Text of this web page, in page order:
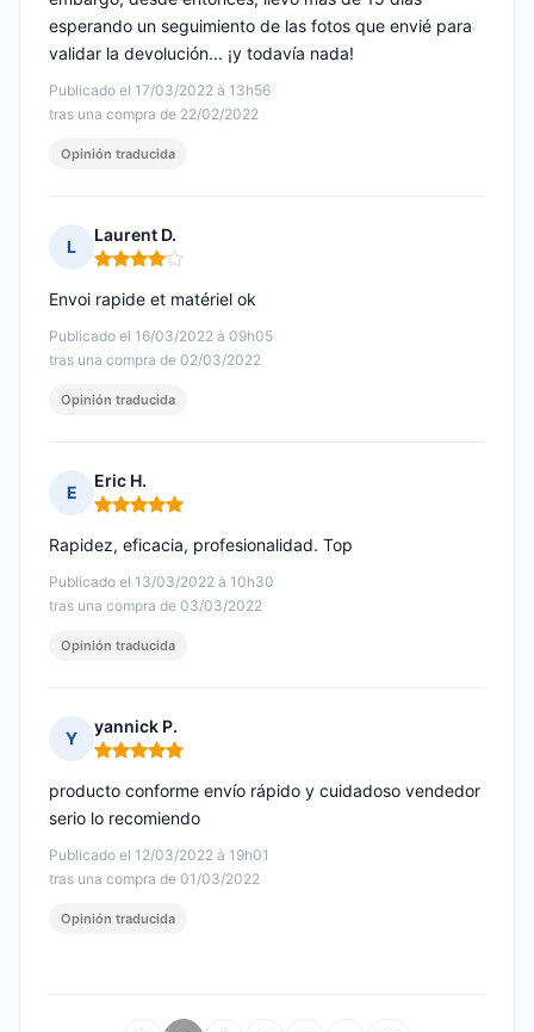
Publicado el 17/03/2022 à 13h56
tras una compra de 22/02/2022
esperando un seguimiento de las fotos que envié para
validar la devolución... ¡y todavía nada!
Opinión traducida
L
Laurent D.
Nota: 4 de 5
Publicado el 16/03/2022 à 09h05
tras una compra de 02/03/2022
Envoi rapide et matériel ok
Opinión traducida
E
Eric H.
Nota: 5 de 5
Publicado el 13/03/2022 à 10h30
tras una compra de 03/03/2022
Rapidez, eficacia, profesionalidad. Top
Opinión traducida
Y
yannick P.
Nota: 5 de 5
Publicado el 12/03/2022 à 19h01
tras una compra de 01/03/2022
producto conforme envío rápido y cuidadoso vendedor
serio lo recomiendo
Opinión traducida